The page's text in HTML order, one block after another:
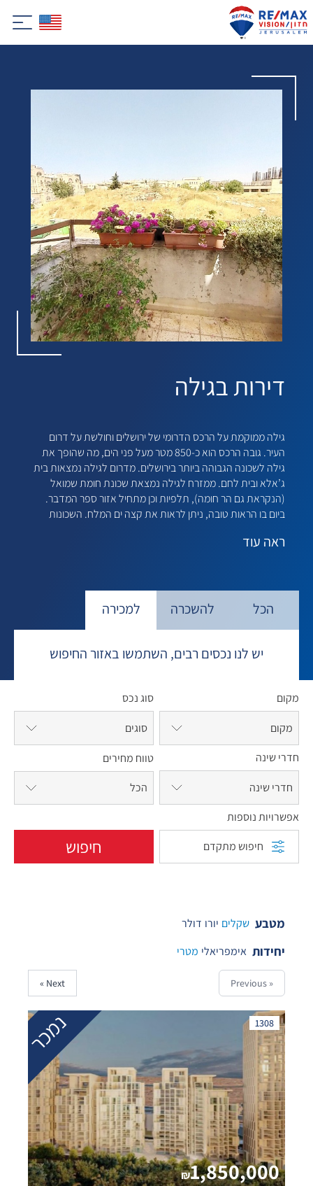
דירות בגילה
גילה ממוקמת על הרכס הדרומי של ירושלים וחולשת על דרום
העיר. גובה הרכס הוא כ-850 מטר מעל פני הים, מה שהופך את
גילה לשכונה הגבוהה ביותר בירושלים. מדרום לגילה נמצאות בית
ג’אלא ובית לחם. ממזרח לגילה נמצאת שכונת חומת שמואל
(הנקראת גם הר חומה), תלפיות וכן מתחיל אזור ספר המדבר.
ביום בו הראות טובה, ניתן לראות את קצה ים המלח. השכונות
מלחה, בית צפאפא, שרפאת וקטמון (גונן).
מגוון נכסים למכירה בגילה.
ראה עוד
הכל להשכרה למכירה
יש לנו נכסים רבים, השתמשו באזור החיפוש
מקום
מקום
סוג נכס
סוגים
חדרי שינה
חדרי שינה
טווח מחירים
אפשרויות נוספות
חיפוש מתקדם
חיפוש
מטבע שקלים יורו דולר
יחידות אימפריאלי מטרי
« Previous
Next »
1308
₪1,850,000
נמכר